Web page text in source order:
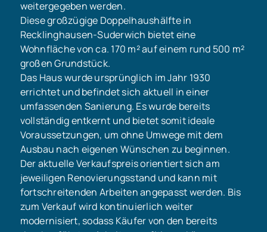
weitergegeben werden.
Diese großzügige Doppelhaushälfte in
Recklinghausen-Suderwich bietet eine
Wohnfläche von ca. 170 m² auf einem rund 500 m²
großen Grundstück.
Das Haus wurde ursprünglich im Jahr 1930
errichtet und befindet sich aktuell in einer
umfassenden Sanierung. Es wurde bereits
vollständig entkernt und bietet somit ideale
Voraussetzungen, um ohne Umwege mit dem
Ausbau nach eigenen Wünschen zu beginnen.
Der aktuelle Verkaufspreis orientiert sich am
jeweiligen Renovierungsstand und kann mit
fortschreitenden Arbeiten angepasst werden. Bis
zum Verkauf wird kontinuierlich weiter
modernisiert, sodass Käufer von den bereits